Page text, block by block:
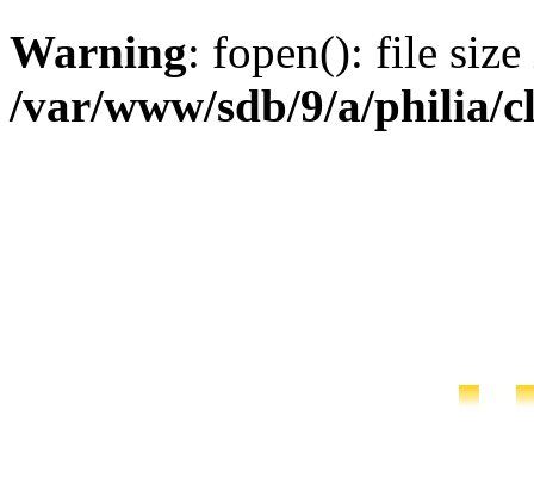
Warning: fopen(): file
/var/www/sdb/9/a/philia/